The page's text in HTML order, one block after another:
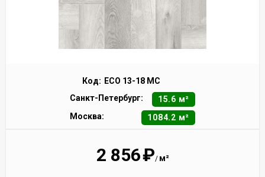
Код: ECO 13-18 MC
Санкт-Петербург:
15.6 м²
Москва:
1084.2 м²
2 856₽/ м²